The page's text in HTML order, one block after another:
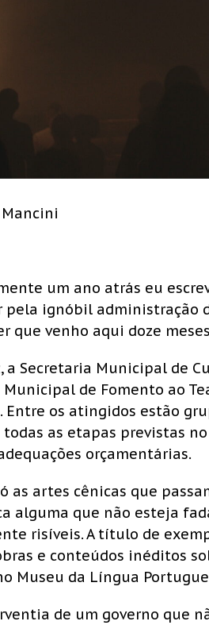
um ano atrás eu
pela ignóbil administração
que venho aqui doze
a Secretaria Municipal de
Municipal de Fomento ao
Entre os atingidos estão
as etapas previstas
orçamentárias.
as artes cênicas que
alguma que não esteja
risíveis. A título de
e conteúdos inéditos
Museu da Língua
de um governo que